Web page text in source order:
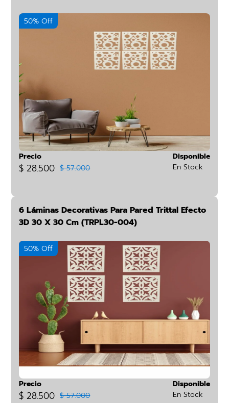
50% Off
Precio
$ 28.500 $ 57.000
Disponible
En Stock
6 Láminas Decorativas Para Pared Trittal Efecto
3D 30 X 30 Cm (TRPL30-004)
50% Off
Precio
$ 28.500 $ 57.000
Disponible
En Stock